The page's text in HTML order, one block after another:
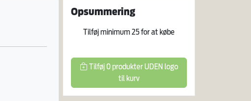
Opsummering
Tilføj minimum25for at købe
Tilføj 0 produkter UDEN logo
til kurv